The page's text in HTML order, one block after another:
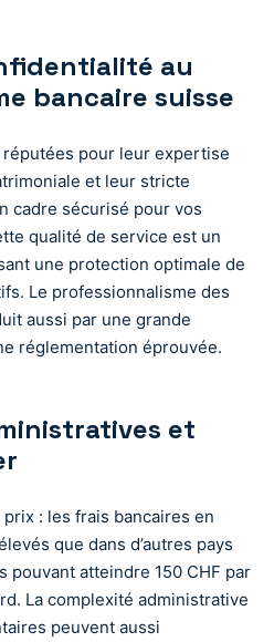
au
bancaire suisse
pour leur expertise
et leur stricte
cadre sécurisé pour vos
qualité de service est un
une protection optimale de
Le professionnalisme des
aussi par une grande
réglementation éprouvée.
et
: les frais bancaires en
que dans d’autres pays
pouvant atteindre 150 CHF par
La complexité administrative
peuvent aussi